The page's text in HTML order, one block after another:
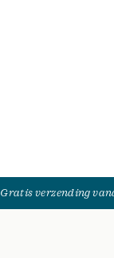
Gratis verzending